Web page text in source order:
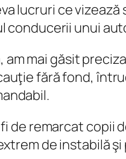
lucruri ce
conducerii unui
am mai găsit
fără fond,
de remarcat copii
de instabilă